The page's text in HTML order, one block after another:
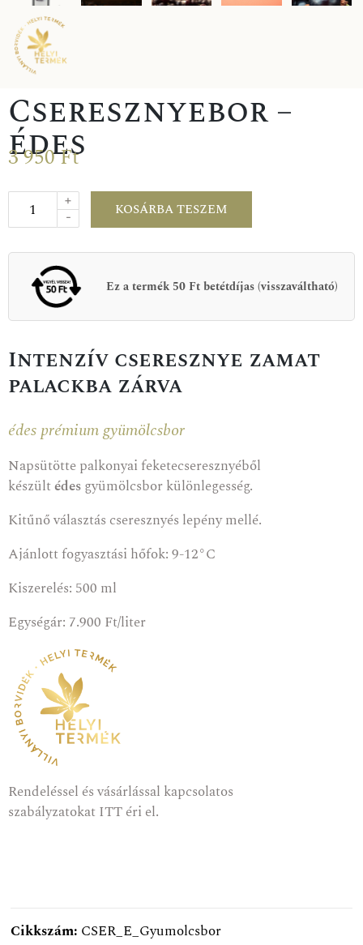
Cseresznyebor –
édes
3 950Ft
-
+
KOSÁRBA TESZEM
Ez a termék 50 Ft betétdíjas (visszaváltható)
Intenzív cseresznye zamat
palackba zárva
édes prémium gyümölcsbor
Napsütötte palkonyai feketecseresznyéből
készültédesgyümölcsbor különlegesség.
Kitűnő választás cseresznyés lepény mellé.
Ajánlott fogyasztási hőfok: 9-12°C
Kiszerelés: 500 ml
Egységár: 7.900 Ft/liter
Rendeléssel és vásárlással kapcsolatos
szabályzatokatITTéri el.
Cikkszám: CSER_E_Gyumolcsbor